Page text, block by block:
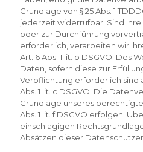
Grundlage von § 25 Abs. 1
jederzeit widerrufbar. Sind
oder zur Durchführung
erforderlich, verarbeiten wir
Art. 6 Abs. 1 lit. b DSGVO. Des
Daten, sofern diese zur
Verpflichtung erforderlich sind
Abs. 1 lit. c DSGVO. Die
Grundlage unseres
Abs. 1 lit. f DSGVO erfolgen.
einschlägigen
Absätzen dieser